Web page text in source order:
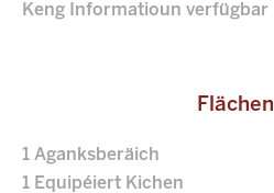
Keng Informatioun verfügbar
Flächen
1 Aganksberäich
1 Equipéiert Kichen